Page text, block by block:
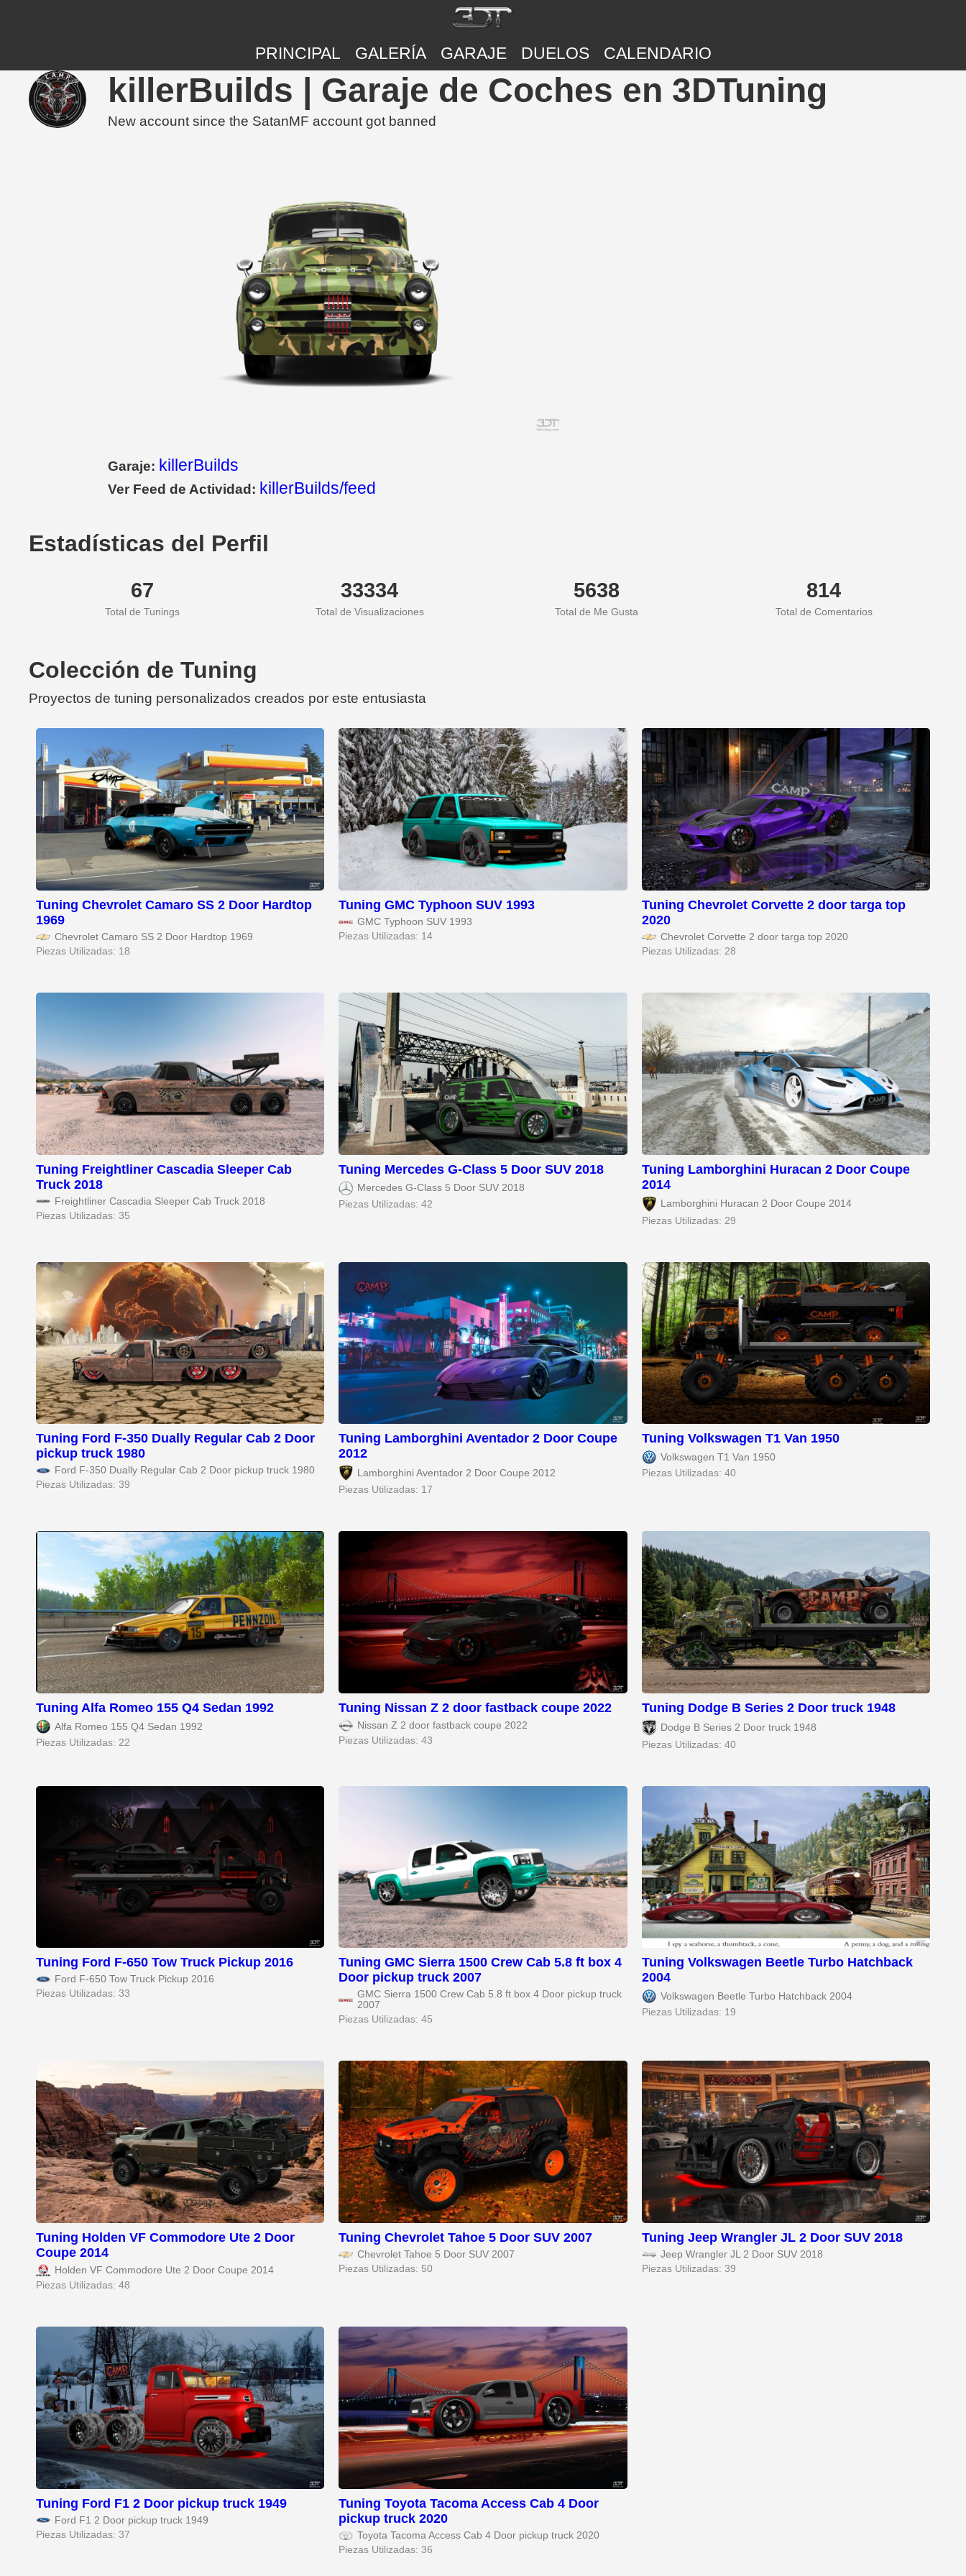
PRINCIPAL GALERÍA GARAJE DUELOS CALENDARIO
killerBuilds | Garaje de Coches en 3DTuning
New account since the SatanMF account got banned
Garaje: killerBuilds
Ver Feed de Actividad: killerBuilds/feed
Estadísticas del Perfil
67
Total de Tunings
33334
Total de Visualizaciones
5638
Total de Me Gusta
814
Total de Comentarios
Colección de Tuning
Proyectos de tuning personalizados creados por este entusiasta
Tuning Chevrolet Camaro SS 2 Door Hardtop
1969
Chevrolet Camaro SS 2 Door Hardtop 1969
Piezas Utilizadas: 18
Tuning GMC Typhoon SUV 1993
GMC Typhoon SUV 1993
Piezas Utilizadas: 14
Tuning Chevrolet Corvette 2 door targa top
2020
Chevrolet Corvette 2 door targa top 2020
Piezas Utilizadas: 28
Tuning Freightliner Cascadia Sleeper Cab
Truck 2018
Freightliner Cascadia Sleeper Cab Truck 2018
Piezas Utilizadas: 35
Tuning Mercedes G-Class 5 Door SUV 2018
Mercedes G-Class 5 Door SUV 2018
Piezas Utilizadas: 42
Tuning Lamborghini Huracan 2 Door Coupe
2014
Lamborghini Huracan 2 Door Coupe 2014
Piezas Utilizadas: 29
Tuning Ford F-350 Dually Regular Cab 2 Door
pickup truck 1980
Ford F-350 Dually Regular Cab 2 Door pickup truck 1980
Piezas Utilizadas: 39
Tuning Lamborghini Aventador 2 Door Coupe
2012
Lamborghini Aventador 2 Door Coupe 2012
Piezas Utilizadas: 17
Tuning Volkswagen T1 Van 1950
Volkswagen T1 Van 1950
Piezas Utilizadas: 40
Tuning Alfa Romeo 155 Q4 Sedan 1992
Alfa Romeo 155 Q4 Sedan 1992
Piezas Utilizadas: 22
Tuning Nissan Z 2 door fastback coupe 2022
Nissan Z 2 door fastback coupe 2022
Piezas Utilizadas: 43
Tuning Dodge B Series 2 Door truck 1948
Dodge B Series 2 Door truck 1948
Piezas Utilizadas: 40
Tuning Ford F-650 Tow Truck Pickup 2016
Ford F-650 Tow Truck Pickup 2016
Piezas Utilizadas: 33
Tuning GMC Sierra 1500 Crew Cab 5.8 ft box 4
Door pickup truck 2007
GMC Sierra 1500 Crew Cab 5.8 ft box 4 Door pickup truck
2007
Piezas Utilizadas: 45
Tuning Volkswagen Beetle Turbo Hatchback
2004
Volkswagen Beetle Turbo Hatchback 2004
Piezas Utilizadas: 19
Tuning Holden VF Commodore Ute 2 Door
Coupe 2014
Holden VF Commodore Ute 2 Door Coupe 2014
Piezas Utilizadas: 48
Tuning Chevrolet Tahoe 5 Door SUV 2007
Chevrolet Tahoe 5 Door SUV 2007
Piezas Utilizadas: 50
Tuning Jeep Wrangler JL 2 Door SUV 2018
Jeep Wrangler JL 2 Door SUV 2018
Piezas Utilizadas: 39
Tuning Ford F1 2 Door pickup truck 1949
Ford F1 2 Door pickup truck 1949
Piezas Utilizadas: 37
Tuning Toyota Tacoma Access Cab 4 Door
pickup truck 2020
Toyota Tacoma Access Cab 4 Door pickup truck 2020
Piezas Utilizadas: 36